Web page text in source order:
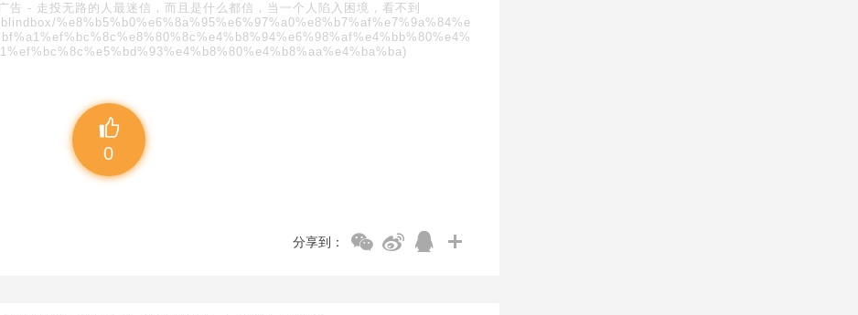
告 - 走投无路的人最迷信，而且是什么都信，当一个人陷入困境，看不到
%e8%b5%b0%e6%8a%95%e6%97%a0%e8%b7%af%e7%9a%84%e
0
分享到：